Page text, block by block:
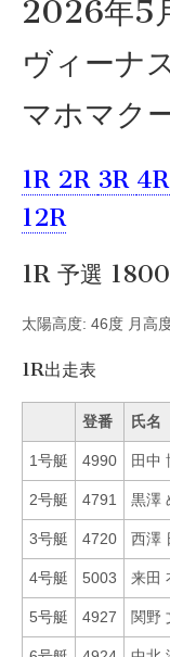
2026年5
ヴィーナ
マホマク
1R 2R 3R 4R
12R
1R 予選
太陽高度: 46度 月高
1R出走表
登番 氏名
1号艇 4990 田中
2号艇 4791 黒澤
3号艇 4720 西澤
4号艇 5003 来田
5号艇 4927 関野